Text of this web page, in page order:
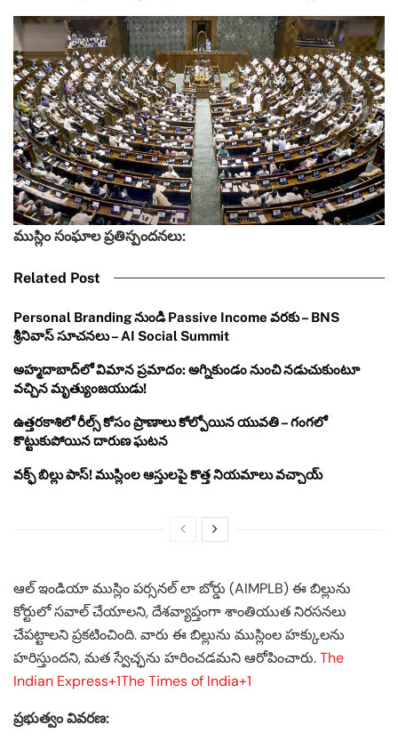
ముస్లిం సంఘాల ప్రతిస్పందనలు:
Related Post
Personal Branding నుండి Passive Income వరకు – BNS
శ్రీనివాస్ సూచనలు – AI Social Summit
అహ్మదాబాద్‌లో విమాన ప్రమాదం: అగ్నికుండం నుంచి నడుచుకుంటూ
వచ్చిన మృత్యుంజయుడు!
ఉత్తరకాశిలో రీల్స్ కోసం ప్రాణాలు కోల్పోయిన యువతి – గంగలో
కొట్టుకుపోయిన దారుణ ఘటన
వక్ఫ్ బిల్లు పాస్! ముస్లింల ఆస్తులపై కొత్త నియమాలు వచ్చాయ్
ఆల్ ఇండియా ముస్లిం పర్సనల్ లా బోర్డు (AIMPLB) ఈ బిల్లును
కోర్టులో సవాల్ చేయాలని, దేశవ్యాప్తంగా శాంతియుత నిరసనలు
చేపట్టాలని ప్రకటించింది. వారు ఈ బిల్లును ముస్లింల హక్కులను
హరిస్తుందని, మత స్వేచ్ఛను హరించడమని ఆరోపించారు. ​The
Indian Express+1The Times of India+1
ప్రభుత్వం వివరణ: